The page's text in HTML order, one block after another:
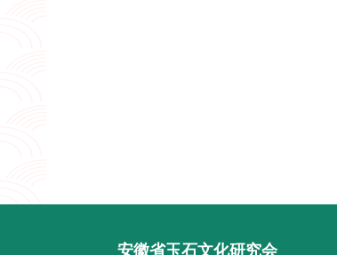
安徽省玉石文化研究会